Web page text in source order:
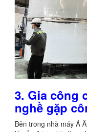
3. Gia công
nghề gặp
Bên trong nhà máy Á